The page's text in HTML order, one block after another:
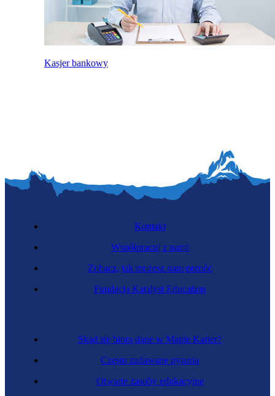
Kasjer bankowy
Skąd się biorą dane w Mapie Karier?
Często zadawane pytania
Otwarte zasoby edukacyjne
Kontakt
Współpracuj z nami
Zobacz, jak możesz nam pomóc
Fundacja Katalyst Education